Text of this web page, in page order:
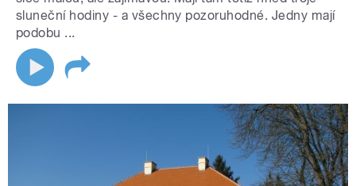
sluneční hodiny - a všechny pozoruhodné. Jedny mají
podobu ...